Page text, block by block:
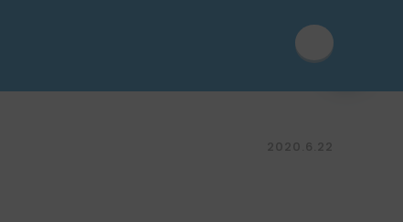
2020.6.22